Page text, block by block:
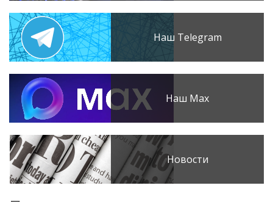
Наш Telegram
Наш Max
Новости